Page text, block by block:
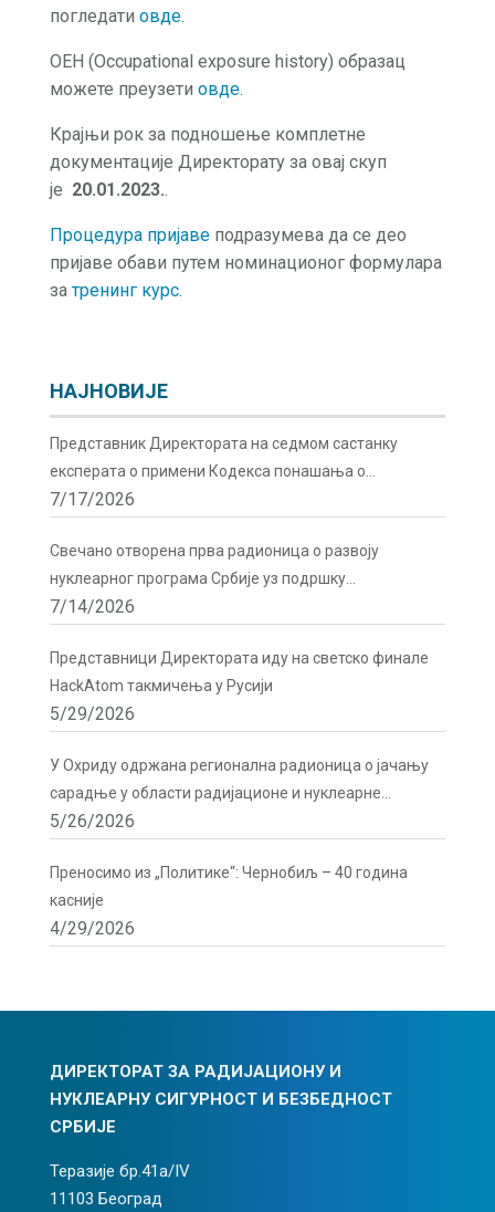
погледати овде.
OEH (Occupational exposure history) образац
можете преузети овде.
Крајњи рок за подношење комплетне
документације Директорату за овај скуп
је 20.01.2023..
Процедура пријавеподразумева да се део
пријаве обави путем номинационог формулара
затренинг курс.
НАЈНОВИЈЕ
Представник Директората на седмом састанку
експерата о примени Кодекса понашања о
сигурности и безбедности радиоактивних извора у
7/17/2026
Свечано отворена прва радионица о развоју
нуклеарног програма Србије уз подршку
Директората
7/14/2026
Представници Директората иду на светско финале
HackAtom такмичења у Русији
5/29/2026
У Охриду одржана регионална радионица о јачању
сарадње у области радијационе и нуклеарне
сигурности
5/26/2026
Преносимо из „Политике“: Чернобиљ – 40 година
касније
4/29/2026
ДИРЕКТОРАТ ЗА РАДИЈАЦИОНУ И
НУКЛЕАРНУ СИГУРНОСТ И БЕЗБЕДНОСТ
СРБИЈЕ
Теразије бр.41а/IV
11103 Београд